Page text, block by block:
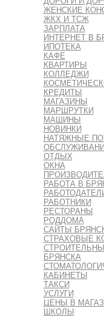
ЖЕНСКИЕ
ЖКХ И ТСЖ
ЗАРПЛАТА
ИНТЕРНЕТ В
ИПОТЕКА
КАФЕ
КВАРТИРЫ
КОЛЛЕДЖИ
КРЕДИТЫ
МАГАЗИНЫ
МАРШРУТКИ
МАШИНЫ
НОВИНКИ
НАТЯЖНЫЕ
ОТДЫХ
ОКНА
РАБОТА В
РАБОТНИКИ
РЕСТОРАНЫ
РОДДОМА
САЙТЫ
СТРАХОВЫЕ
БРЯНСКА
КАБИНЕТЫ
ТАКСИ
УСЛУГИ
ЦЕНЫ В
ШКОЛЫ